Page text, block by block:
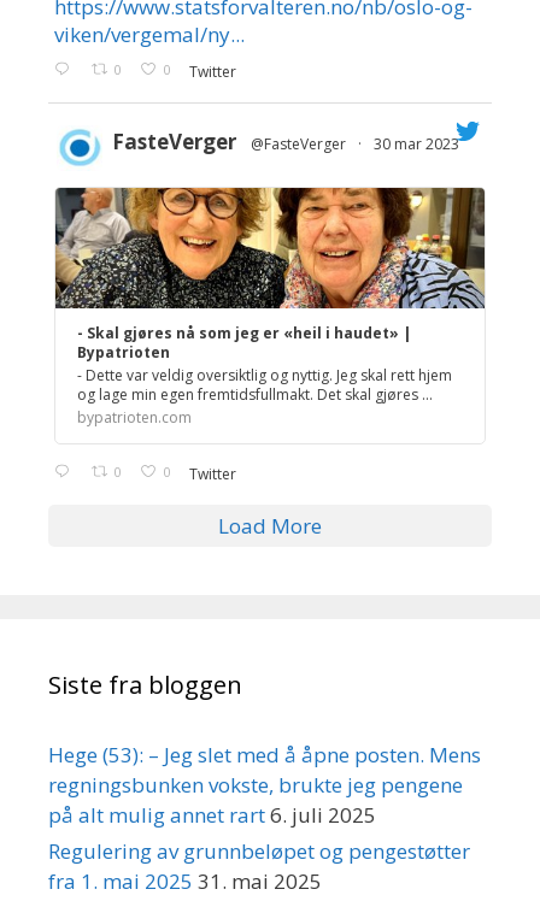
;
https://www.statsforvalteren.no/nb/oslo-og-
viken/vergemal/ny...
0 0 Twitter
;
FasteVerger @FasteVerger · 30 mar 2023
- Skal gjøres nå som jeg er «heil i haudet» |
Bypatrioten
- Dette var veldig oversiktlig og nyttig. Jeg skal rett hjem
og lage min egen fremtidsfullmakt. Det skal gjøres ...
bypatrioten.com
0 0 Twitter
Load More
Siste fra bloggen
Hege (53): – Jeg slet med å åpne posten. Mens
regningsbunken vokste, brukte jeg pengene
på alt mulig annet rart6. juli 2025
Regulering av grunnbeløpet og pengestøtter
fra 1. mai 2025 31. mai 2025